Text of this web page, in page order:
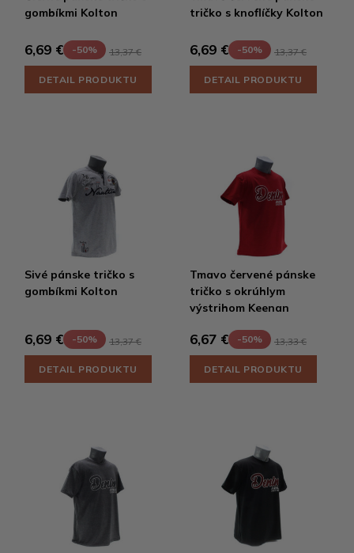
gombíkmi Kolton
6,69 € -50% 13,37 €
DETAIL PRODUKTU
tričko s knoflíčky Kolton
6,69 € -50% 13,37 €
DETAIL PRODUKTU
Sivé pánske tričko s
gombíkmi Kolton
6,69 € -50% 13,37 €
DETAIL PRODUKTU
Tmavo červené pánske
tričko s okrúhlym
výstrihom Keenan
6,67 € -50% 13,33 €
DETAIL PRODUKTU